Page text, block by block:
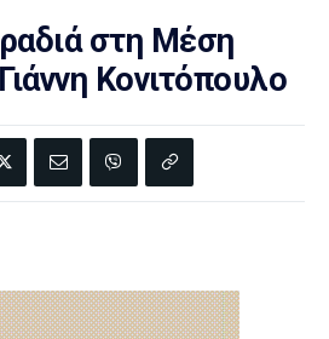
στη Μέση
Κονιτόπουλο